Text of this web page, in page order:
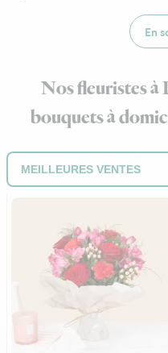
En
Nos fleuristes
bouquets à